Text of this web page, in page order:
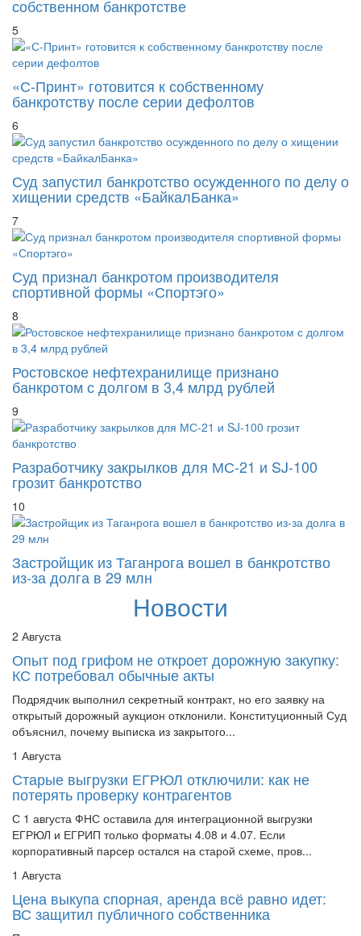
5
«С-Принт» готовится к собственному
банкротству после серии дефолтов
6
Суд запустил банкротство осужденного по делу о
хищении средств «БайкалБанка»
7
Суд признал банкротом производителя
спортивной формы «Спортэго»
8
Ростовское нефтехранилище признано
банкротом с долгом в 3,4 млрд рублей
9
Разработчику закрылков для МС-21 и SJ-100
грозит банкротство
10
Застройщик из Таганрога вошел в банкротство
из-за долга в 29 млн
Новости
Опыт под грифом не откроет дорожную закупку:
КС потребовал обычные акты
Подрядчик выполнил секретный контракт, но его заявку на
открытый дорожный аукцион отклонили. Конституционный Суд
объяснил, почему выписка из закрытого...
1 Августа
Старые выгрузки ЕГРЮЛ отключили: как не
потерять проверку контрагентов
С 1 августа ФНС оставила для интеграционной выгрузки
ЕГРЮЛ и ЕГРИП только форматы 4.08 и 4.07. Если
корпоративный парсер остался на старой схеме, пров...
1 Августа
Цена выкупа спорная, аренда всё равно идет:
ВС защитил публичного собственника
Предприниматель снизил через суд цену муниципального